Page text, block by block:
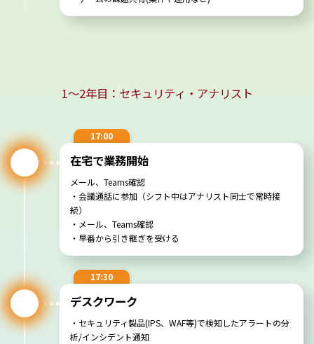
1～2年目：セキュリティ・アナリスト
17:00
在宅で業務開始
メール、Teams確認
・会議通話に参加（シフト中はアナリスト同士で常時接
続）
・メール、Teams確認
・早番から引き継ぎを受ける
17:30
デスクワーク
・セキュリティ製品(IPS、WAF等)で検知したアラートの分
析/インシデント通知